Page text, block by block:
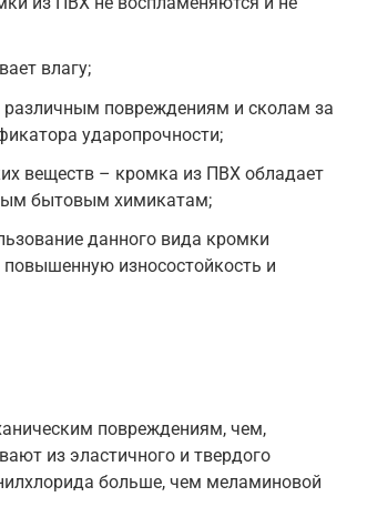
влагу;
повреждениям и сколам за
ударопрочности;
веществ – кромка из ПВХ обладает
бытовым химикатам;
данного вида кромки
износостойкость и
повреждениям, чем,
из эластичного и твердого
больше, чем меламиновой